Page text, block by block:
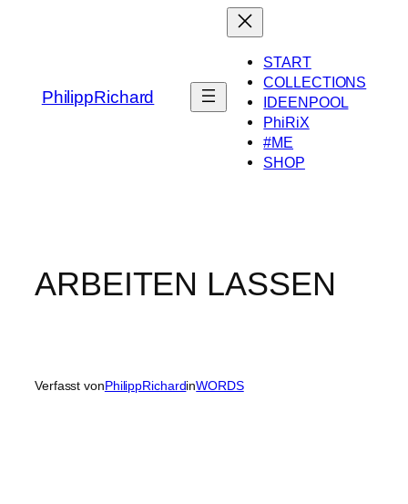
PhilippRichard
START
COLLECTIONS
IDEENPOOL
PhiRiX
#ME
SHOP
ARBEITEN LASSEN
Verfasst vonPhilippRichardinWORDS